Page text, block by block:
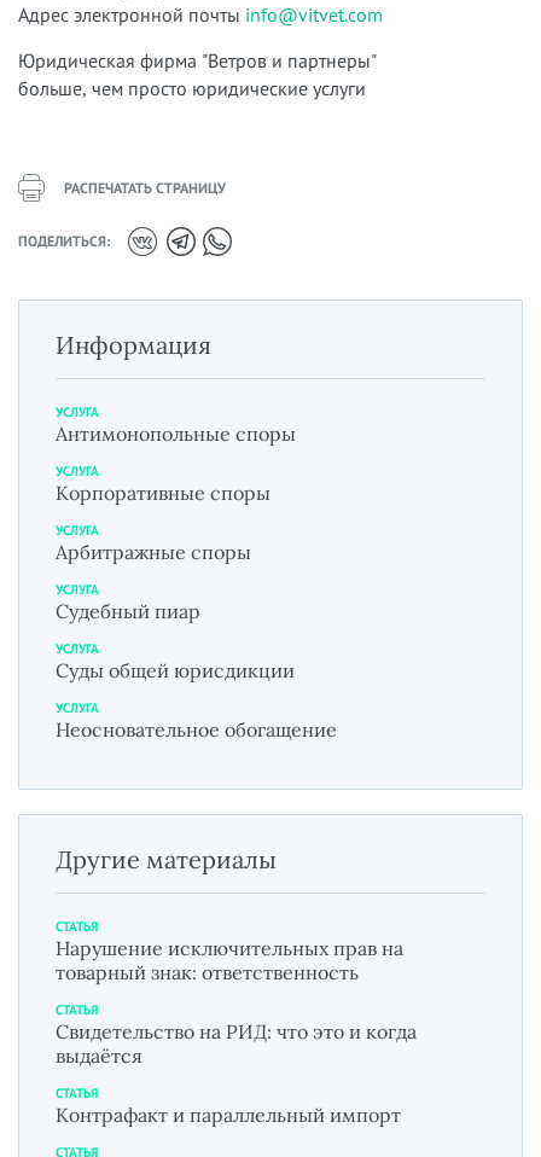
Адрес электронной почты info@vitvet.com
Юридическая фирма "Ветров и партнеры"
больше, чем просто юридические услуги
РАСПЕЧАТАТЬ СТРАНИЦУ
ПОДЕЛИТЬСЯ:
Информация
УСЛУГА
Антимонопольные споры
УСЛУГА
Корпоративные споры
УСЛУГА
Арбитражные споры
УСЛУГА
Судебный пиар
УСЛУГА
Суды общей юрисдикции
УСЛУГА
Неосновательное обогащение
Другие материалы
СТАТЬЯ
Нарушение исключительных прав на
товарный знак: ответственность
СТАТЬЯ
Свидетельство на РИД: что это и когда
выдаётся
СТАТЬЯ
Контрафакт и параллельный импорт
СТАТЬЯ